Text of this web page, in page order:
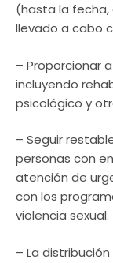
(hasta la fecha,
llevado a cabo
– Proporcionar
incluyendo
psicológico y
– Seguir
personas con
atención de
con los
violencia sexual.
– La